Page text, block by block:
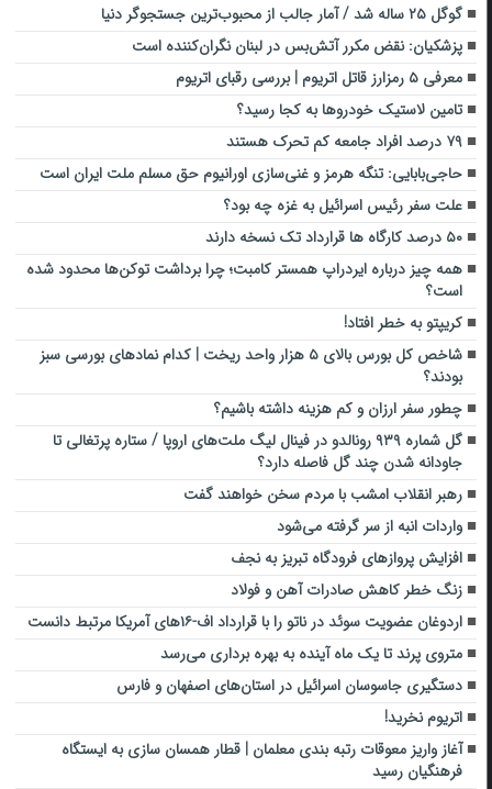
گوگل ۲۵ ساله شد / آمار جالب از محبوب‌ترین جستجوگر دنیا
پزشکیان: نقض مکرر آتش‌بس در لبنان نگران‌کننده است
معرفی ۵ رمزارز قاتل اتریوم | بررسی رقبای اتریوم
تامین لاستیک خودروها به کجا رسید؟
۷۹ درصد افراد جامعه کم تحرک هستند
حاجی‌بابایی: تنگه هرمز و غنی‌سازی اورانیوم حق مسلم ملت ایران است
علت سفر رئیس اسرائیل به غزه چه بود؟
۵۰ درصد کارگاه ها قرارداد تک نسخه دارند
همه‌ چیز درباره ایردراپ همستر کامبت؛ چرا برداشت توکن‌ها محدود شده
است؟
کریپتو به خطر افتاد!
شاخص کل بورس بالای ۵ هزار واحد ریخت | کدام نمادهای بورسی سبز
بودند؟
چطور سفر ارزان و کم هزینه داشته باشیم؟
گل شماره ۹۳۹ رونالدو در فینال لیگ ملت‌های اروپا / ستاره پرتغالی تا
جاودانه شدن چند گل فاصله دارد؟
رهبر انقلاب امشب با مردم سخن خواهند گفت
واردات انبه از سر گرفته می‌شود
افزایش پروازهای فرودگاه تبریز به نجف
زنگ خطر کاهش صادرات آهن و فولاد
اردوغان عضویت سوئد در ناتو را با قرارداد اف-۱۶های آمریکا مرتبط دانست
متروی پرند تا یک ماه آینده به بهره برداری می‌رسد
دستگیری جاسوسان اسرائیل در استان‌های اصفهان و فارس‌
اتریوم نخرید!
آغاز واریز معوقات رتبه بندی معلمان | قطار همسان سازی به ایستگاه
فرهنگیان رسید